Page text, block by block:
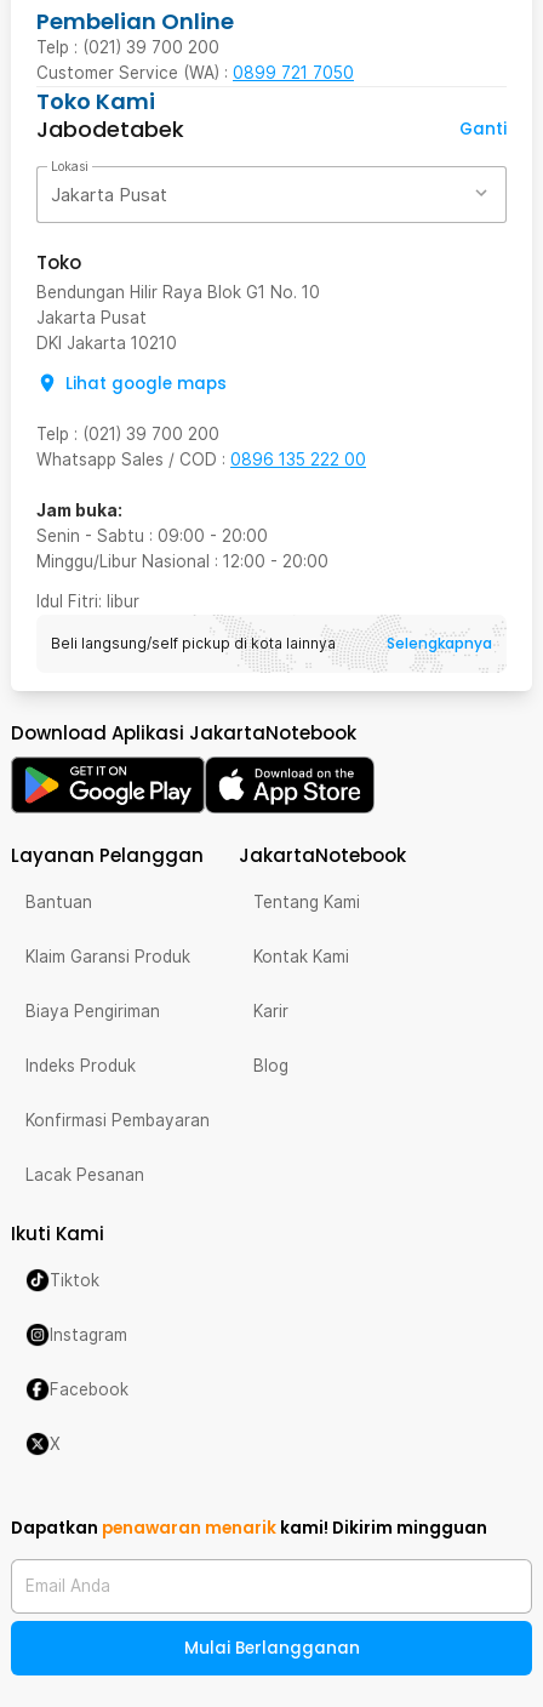
Pembelian Online
Telp : (021) 39 700 200
Customer Service (WA) : 0899 721 7050
Toko Kami
Jabodetabek
Ganti
Lokasi
Jakarta Pusat
Toko
Bendungan Hilir Raya Blok G1 No. 10
Jakarta Pusat
DKI Jakarta 10210
Lihat google maps
Telp : (021) 39 700 200
Whatsapp Sales / COD : 0896 135 222 00
Jam buka:
Senin - Sabtu : 09:00 - 20:00
Minggu/Libur Nasional : 12:00 - 20:00
Idul Fitri: libur
Beli langsung/self pickup di kota lainnya Selengkapnya
Download Aplikasi JakartaNotebook
Layanan Pelanggan
Bantuan
Klaim Garansi Produk
Biaya Pengiriman
Indeks Produk
Konfirmasi Pembayaran
Lacak Pesanan
JakartaNotebook
Tentang Kami
Kontak Kami
Karir
Blog
Ikuti Kami
Tiktok
Instagram
Facebook
X
Dapatkan penawaran menarik kami! Dikirim mingguan
Email Anda
Mulai Berlangganan